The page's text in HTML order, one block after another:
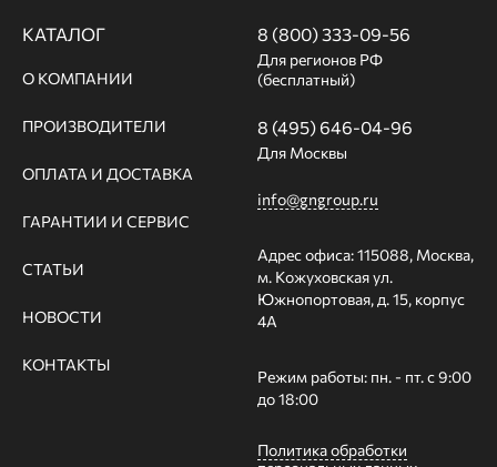
КАТАЛОГ
О КОМПАНИИ
ПРОИЗВОДИТЕЛИ
ОПЛАТА И ДОСТАВКА
ГАРАНТИИ И СЕРВИС
СТАТЬИ
НОВОСТИ
КОНТАКТЫ
8 (800) 333-09-56
Для регионов РФ
(бесплатный)
8 (495) 646-04-96
Для Москвы
info@gngroup.ru
Адрес офиса: 115088, Москва,
м. Кожуховская ул.
Южнопортовая, д. 15, корпус
4А
Режим работы: пн. - пт. с 9:00
до 18:00
Политика обработки